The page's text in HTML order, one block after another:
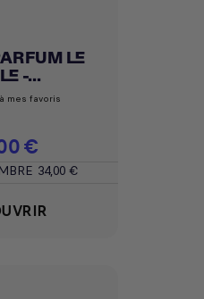
LE
-...
mes favoris
€
34,00 €